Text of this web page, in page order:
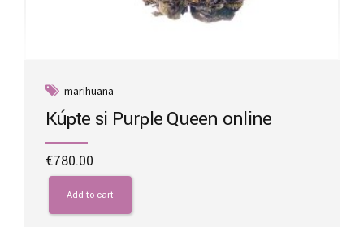
marihuana
Kúpte si Purple Queen online
€780.00
Add to cart